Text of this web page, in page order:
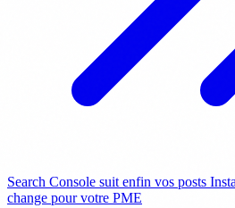
Search Console suit enfin vos posts
change pour votre PME